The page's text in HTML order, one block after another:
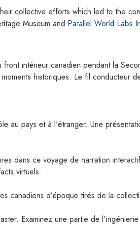
collective efforts which led to the
Museum and Parallel World Labs
intérieur canadien pendant la
historiques. Le fil conducteur
au pays et à l'étranger. Une
dans ce voyage de narration
virtuels.
canadiens d’époque tirés de la
Examinez une partie de